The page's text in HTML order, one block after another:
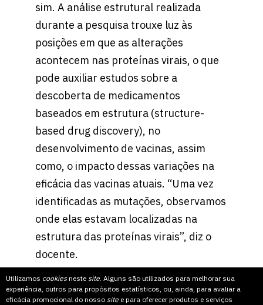
Utilizamos cookiesneste site. Alguns são utilizados para melhorar sua
experiência, outros para propósitos estatísticos, ou, ainda, para avaliar a
eficácia promocional do nosso site e para oferecer produtos e serviços
sim. A análise estrutural realizada
durante a pesquisa trouxe luz às
posições em que as alterações
acontecem nas proteínas virais, o que
pode auxiliar estudos sobre a
descoberta de medicamentos
baseados em estrutura (structure-
based drug discovery), no
desenvolvimento de vacinas, assim
como, o impacto dessas variações na
eficácia das vacinas atuais. “Uma vez
identificadas as mutações, observamos
onde elas estavam localizadas na
estrutura das proteínas virais”, diz o
docente.
Os dados dos genomas estudados